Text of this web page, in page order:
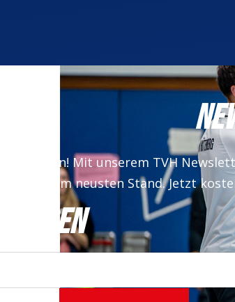
verpassen! Mit unserem TVH
auf dem neusten Stand. Jetzt